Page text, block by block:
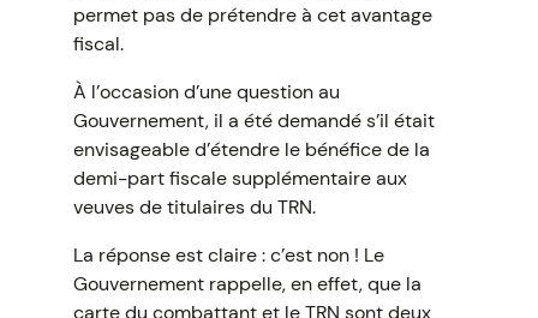
permet pas de prétendre à cet avantage
fiscal.
À l’occasion d’une question au
Gouvernement, il a été demandé s’il était
envisageable d’étendre le bénéfice de la
demi-part fiscale supplémentaire aux
veuves de titulaires du TRN.
La réponse est claire : c’est non ! Le
Gouvernement rappelle, en effet, que la
carte du combattant et le TRN sont deux